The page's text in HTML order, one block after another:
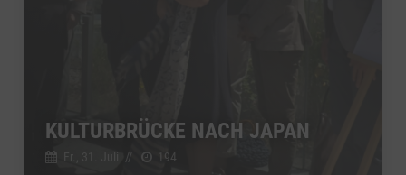
KULTURBRÜCKE NACH JAPAN
Fr., 31. Juli // 194